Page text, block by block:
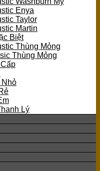
Enya
Taylor
Martin
Biệt
Thùng Mỏng
Thùng Mỏng
Nhỏ
Lý